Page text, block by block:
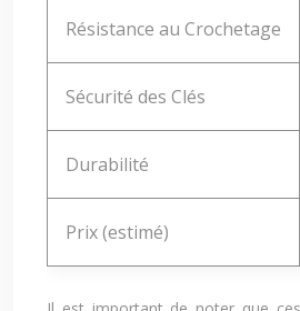
Résistance au Crochetage
Sécurité des Clés
Durabilité
Prix (estimé)